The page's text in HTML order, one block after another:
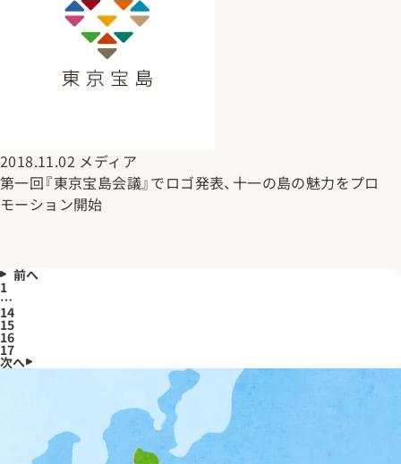
2018.11.02 メディア
第一回『東京宝島会議』でロゴ発表、十一の島の魅力をプロ
モーション開始
前へ
1
…
14
15
16
17
次へ